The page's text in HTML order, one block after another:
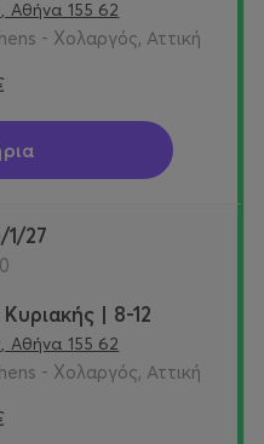
Αθήνα 155 62
- Χολαργός, Αττική
1/27
| 8-12
Αθήνα 155 62
- Χολαργός, Αττική